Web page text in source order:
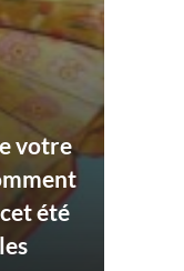
votre
été